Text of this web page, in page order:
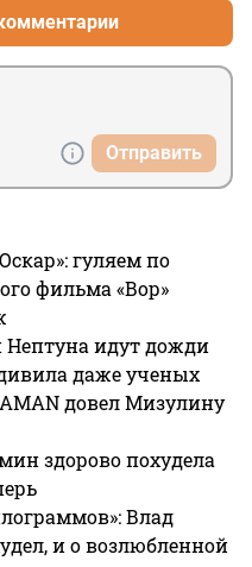
Отправить
гуляем по
фильма «Вор»
идут дожди
даже ученых
довел Мизулину
здорово похудела
Влад
и о возлюбленной